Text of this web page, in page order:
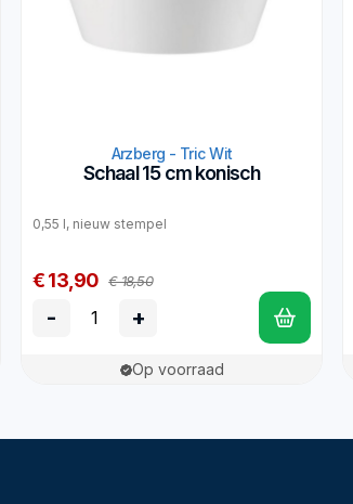
Arzberg - Tric Wit
Schaal 15 cm konisch
0,55 l, nieuw stempel
€ 13,90 € 18,50
- +
Op voorraad